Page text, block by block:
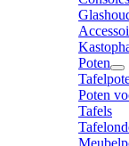
Poten
Poten
Tafels